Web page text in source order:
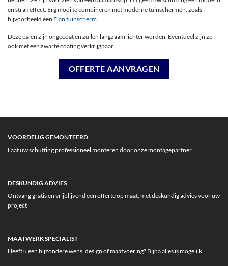
en strak effect. Erg mooi te combineren met moderne tuinschermen, zoals
bijvoorbeeld een Elan tuinscherm
Deze palen zijn ongecoat en zullen langzaam lichter worden. Eventueel zijn ze
ook met een zwarte coating verkrijgbaar
OFFERTE AANVRAGEN
VOORDELIG GEMONTEERD
Laat uw schutting professioneel monteren door onze montagepartner
DESKUNDIG ADVIES
Ontvang gratis en vrijblijvend een offerte op maat, met deskundig advies voor uw
project
MAATWERK SPECIALIST
Heeft u een bijzondere wens, design of maatvoering? Bijna alles is mogelijk.